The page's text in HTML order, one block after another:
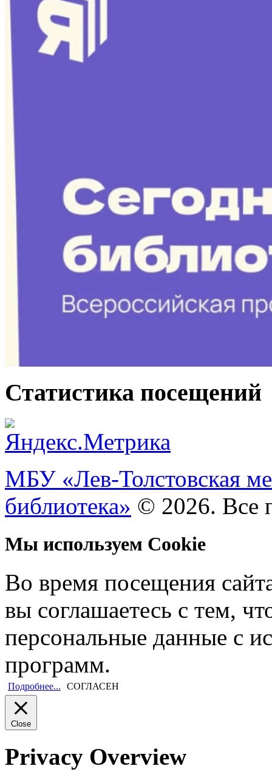
Статистика посещений
МБУ «Лев-Толстовская
библиотека» © 2026. Все
Мы используем Cookie
Во время посещения
вы соглашаетесь с тем,
персональные данные с
программ.
Подробнее... СОГЛАСЕН
Close
Privacy Overview